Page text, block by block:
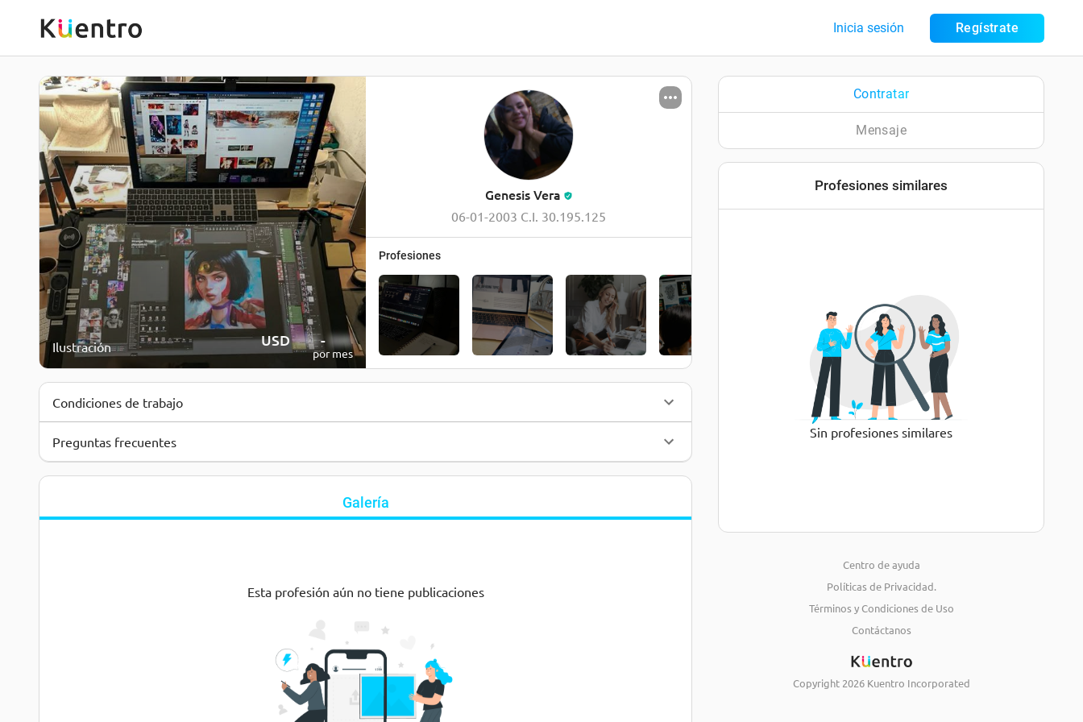
Inicia sesión Regístrate
Ilustración USD 300-500
por mes
Genesis Vera
06-01-2003 C.I. 30.195.125
Profesiones
Condiciones de trabajo
Preguntas frecuentes
Galería
Esta profesión aún no tiene publicaciones
Contratar
Mensaje
Profesiones similares
Sin profesiones similares
Centro de ayuda
Políticas de Privacidad.
Términos y Condiciones de Uso
Contáctanos
Copyright 2026 Kuentro Incorporated